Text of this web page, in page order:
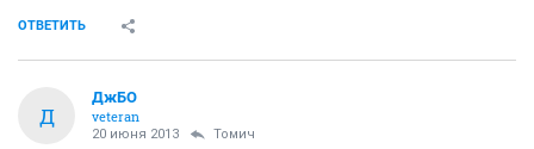
ОТВЕТИТЬ
Д
ДжБО
veteran
20 июня 2013 Томич